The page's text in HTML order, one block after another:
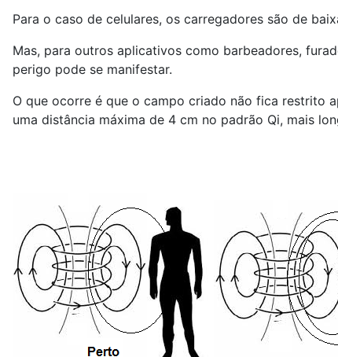
Para o caso de celulares, os carregadores são de
Mas, para outros aplicativos como barbeadores,
perigo pode se manifestar.
O que ocorre é que o campo criado não fica restrito
uma distância máxima de 4 cm no padrão Qi, mais